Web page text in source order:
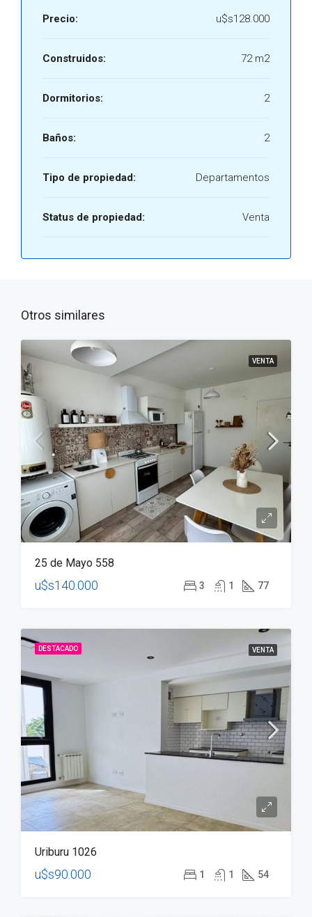
Precio: u$s128.000
Construidos: 72 m2
Dormitorios: 2
Baños: 2
Tipo de propiedad: Departamentos
Status de propiedad: Venta
Otros similares
VENTA
25 de Mayo 558
u$s140.000 3 1 77
DESTACADO VENTA
Uriburu 1026
u$s90.000 1 1 54